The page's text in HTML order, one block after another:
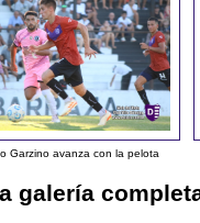
Garzino avanza con la pelota
galería